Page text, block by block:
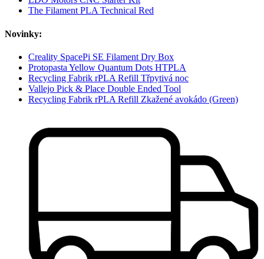
The Filament PLA Technical Red
Novinky:
Creality SpacePi SE Filament Dry Box
Protopasta Yellow Quantum Dots HTPLA
Recycling Fabrik rPLA Refill Třpytivá noc
Vallejo Pick & Place Double Ended Tool
Recycling Fabrik rPLA Refill Zkažené avokádo (Green)